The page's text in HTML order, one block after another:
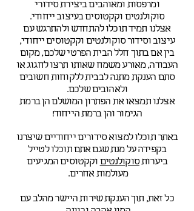
ומרפסות ומאוהבים ביצירת סידורי
סוקולנטים וקקטוסים בעיצוב ייחודי.
אצלנו תמיד תוכלו להתחדש ולהתרגש עם
עיצוב וסידור סוקולנטים וקקטוסים ייחודי,
בין אם בתוך חלל הבית הפרטי שלכם, מקום
העבודה, מאורע משמח שאותו תרצו לחגוג או
סתם הענקת מתנה לבבית ללקוחות חשובים
ולאהובים שלכם.
אצלנו תמצאו את הפתרון המושלם הן ברמת
הגימור והן ברמת הייחוד!
באתר תוכלו למצוא סידורים ייחודיים שיצרנו
בקפידה על מנת שגם אתם תוכלו לטייל
ביערותסוקולנטיםוקקטוסים המגיעים
מעולמות אחרים.
כל זאת, תוך הענקת שירות היישר מהלב עם